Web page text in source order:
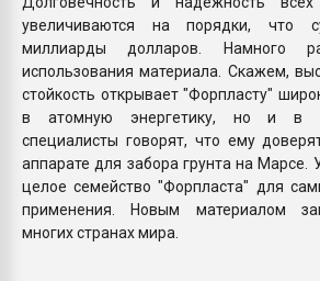
увеличиваются на порядки, что
миллиарды долларов. Намного
использования материала. Скажем,
стойкость открывает "Форпласту"
в атомную энергетику, но и в
специалисты говорят, что ему
аппарате для забора грунта на
целое семейство "Форпласта" для
применения. Новым материалом
многих странах мира.